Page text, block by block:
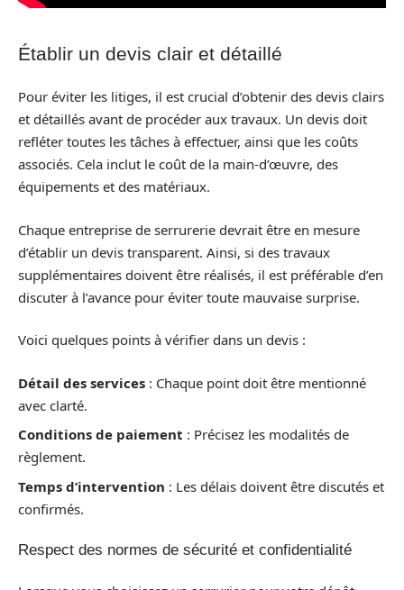
Établir un devis clair et détaillé
Pour éviter les litiges, il est crucial d’obtenir des devis clairs
et détaillés avant de procéder aux travaux. Un devis doit
refléter toutes les tâches à effectuer, ainsi que les coûts
associés. Cela inclut le coût de la main-d’œuvre, des
équipements et des matériaux.
Chaque entreprise de serrurerie devrait être en mesure
d’établir un devis transparent. Ainsi, si des travaux
supplémentaires doivent être réalisés, il est préférable d’en
discuter à l’avance pour éviter toute mauvaise surprise.
Voici quelques points à vérifier dans un devis :
Détail des services : Chaque point doit être mentionné
avec clarté.
Conditions de paiement : Précisez les modalités de
règlement.
Temps d’intervention : Les délais doivent être discutés et
confirmés.
Respect des normes de sécurité et confidentialité